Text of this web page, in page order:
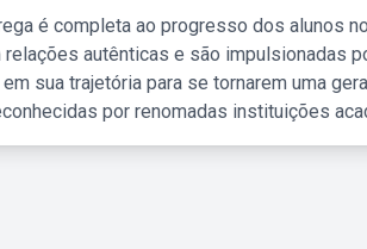
é completa ao progresso dos alunos
autênticas e são impulsionadas
sua trajetória para se tornarem uma
por renomadas instituições